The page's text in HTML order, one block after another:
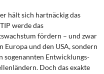
hält sich hartnäckig das
werde das
fördern – und zwar
Europa und den USA, sondern
sogenannten Entwicklungs-
Doch das exakte